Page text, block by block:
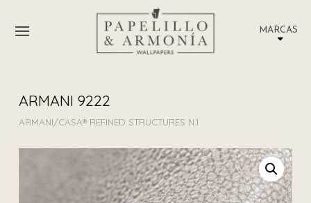
MARCAS
ARMANI 9222
ARMANI/CASA® REFINED STRUCTURES N.1